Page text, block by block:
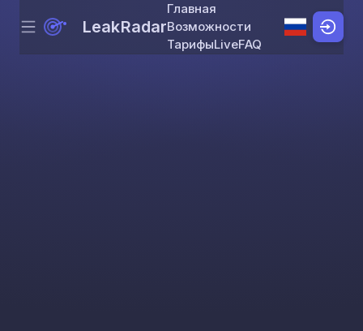
Skip to content
Menu LeakRadar
Главная
Возможности
ТарифыLiveFAQ